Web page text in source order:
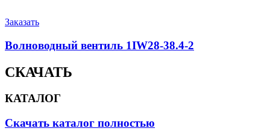
Заказать
Волноводный вентиль 1IW28-38.4-2
СКАЧАТЬ
КАТАЛОГ
Скачать каталог полностью